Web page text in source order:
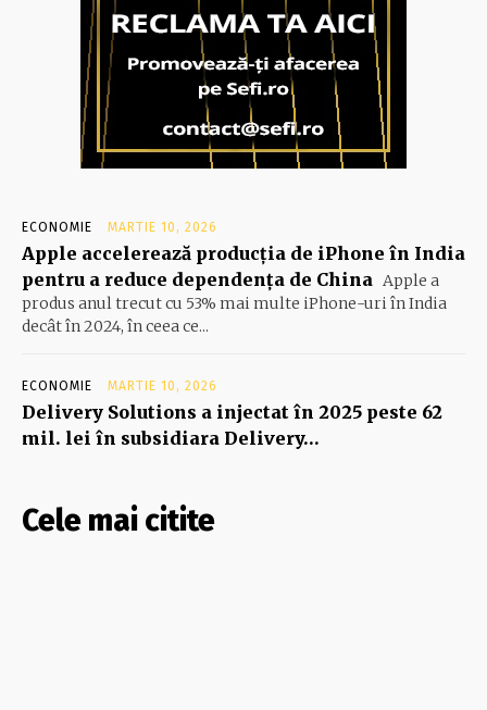
ECONOMIE MARTIE 10, 2026
Apple accelerează producția de iPhone în India
pentru a reduce dependența de China Apple a
produs anul trecut cu 53% mai multe iPhone-uri în India
decât în 2024, în ceea ce...
ECONOMIE MARTIE 10, 2026
Delivery Solutions a injectat în 2025 peste 62
mil. lei în subsidiara Delivery…
Cele mai citite